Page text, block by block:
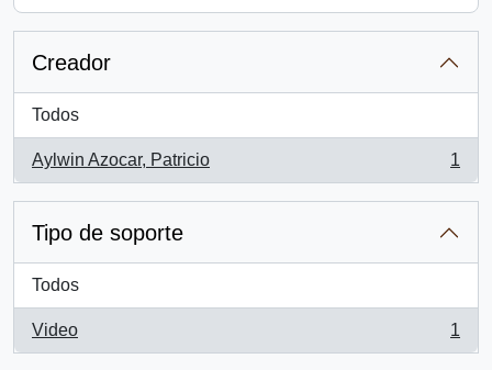
Creador
Todos
Aylwin Azocar, Patricio
, 1 resultados
1
Tipo de soporte
Todos
Video
, 1 resultados
1